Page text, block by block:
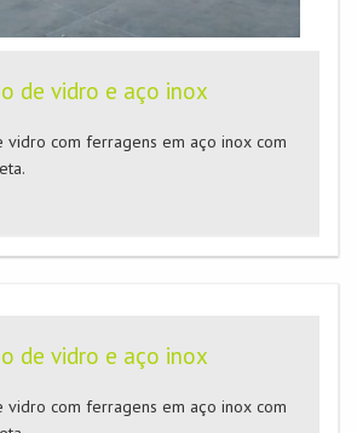
de vidro e aço inox
vidro com ferragens em aço inox com
de vidro e aço inox
vidro com ferragens em aço inox com